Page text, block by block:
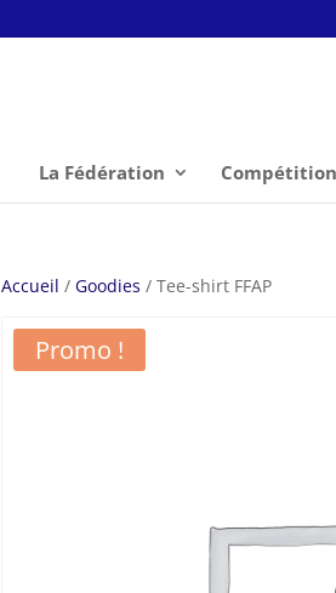
La Fédération
Accueil /Goodies / Tee-shirt FFAP
Promo !